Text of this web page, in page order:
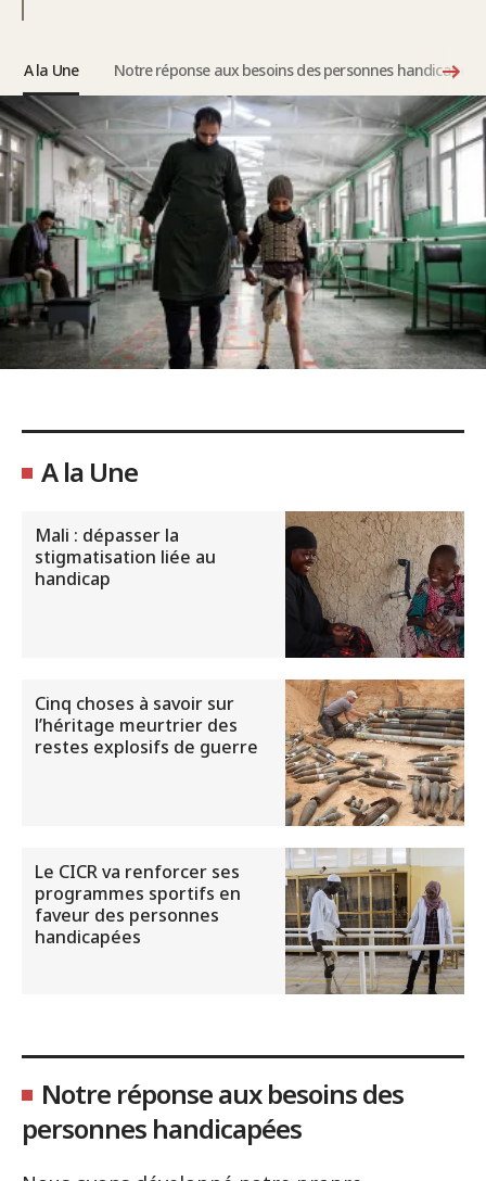
A la Une Notre réponse aux besoins des personnes handicapées
A la Une
Mali : dépasser la
stigmatisation liée au
handicap
Cinq choses à savoir sur
l’héritage meurtrier des
restes explosifs de guerre
Le CICR va renforcer ses
programmes sportifs en
faveur des personnes
handicapées
Notre réponse aux besoins des
personnes handicapées